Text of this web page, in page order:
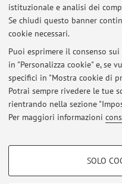
istituzionale e analisi dei
Se chiudi questo banner
cookie necessari.
Puoi esprimere il consenso
in "Personalizza cookie" e, se
specifici in "Mostra cookie di
Potrai sempre rivedere le tue
rientrando nella sezione
Per maggiori informazioni
COOKIE DI
SOLO
Al momento
Area riservata
Accedi tramite
|Note